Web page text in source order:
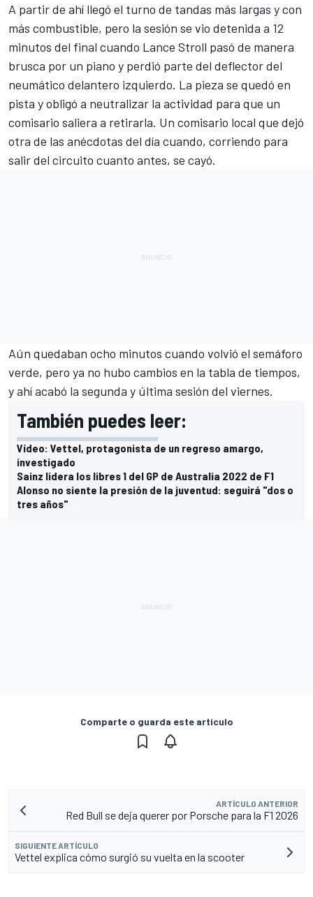
A partir de ahí llegó el turno de tandas más largas y con
más combustible, pero la sesión se vio detenida a 12
minutos del final cuando Lance Stroll pasó de manera
brusca por un piano y perdió parte del deflector del
neumático delantero izquierdo. La pieza se quedó en
pista y obligó a neutralizar la actividad para que un
comisario saliera a retirarla. Un comisario local que dejó
otra de las anécdotas del día cuando, corriendo para
salir del circuito cuanto antes, se cayó.
Aún quedaban ocho minutos cuando volvió el semáforo
verde, pero ya no hubo cambios en la tabla de tiempos,
y ahí acabó la segunda y última sesión del viernes.
También puedes leer:
Vídeo: Vettel, protagonista de un regreso amargo,
investigado
Sainz lidera los libres 1 del GP de Australia 2022 de F1
Alonso no siente la presión de la juventud: seguirá "dos o
tres años"
Comparte o guarda este artículo
ARTÍCULO ANTERIOR
Red Bull se deja querer por Porsche para la F1 2026
SIGUIENTE ARTÍCULO
Vettel explica cómo surgió su vuelta en la scooter